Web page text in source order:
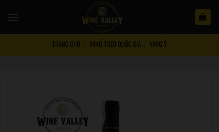
TRANG CHỦ VANG THEO QUỐC GIA VANG Ý